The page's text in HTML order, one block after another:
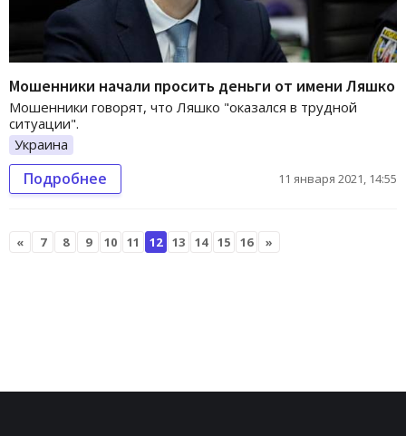
Мошенники начали просить деньги от имени Ляшко
Мошенники говорят, что Ляшко "оказался в трудной
ситуации".
Украина
Подробнее 11 января 2021, 14:55
« 7 8 9 10 11 12 13 14 15 16 »